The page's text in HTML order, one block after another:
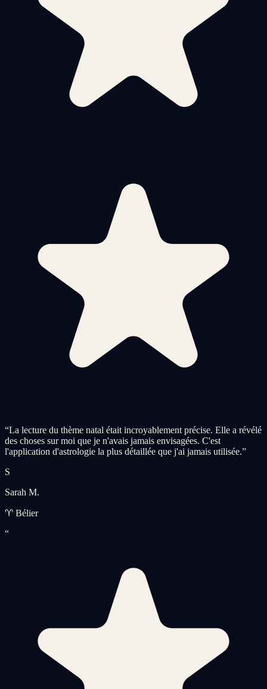
“La lecture du thème natal était incroyablement précise. Elle a révélé
des choses sur moi que je n'avais jamais envisagées. C'est
l'application d'astrologie la plus détaillée que j'ai jamais utilisée.”
S
Sarah M.
♈ Bélier
“